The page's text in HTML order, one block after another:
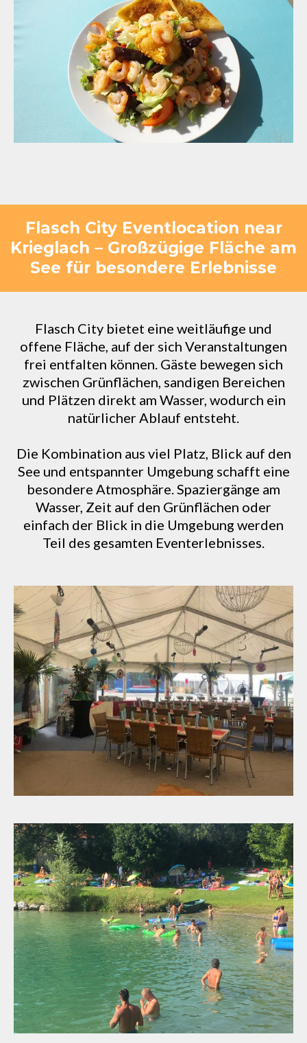
Flasch City Eventlocation near
Krieglach – Großzügige Fläche am
See für besondere Erlebnisse
Flasch City bietet eine weitläufige und
offene Fläche, auf der sich Veranstaltungen
frei entfalten können. Gäste bewegen sich
zwischen Grünflächen, sandigen Bereichen
und Plätzen direkt am Wasser, wodurch ein
natürlicher Ablauf entsteht.
Die Kombination aus viel Platz, Blick auf den
See und entspannter Umgebung schafft eine
besondere Atmosphäre. Spaziergänge am
Wasser, Zeit auf den Grünflächen oder
einfach der Blick in die Umgebung werden
Teil des gesamten Eventerlebnisses.